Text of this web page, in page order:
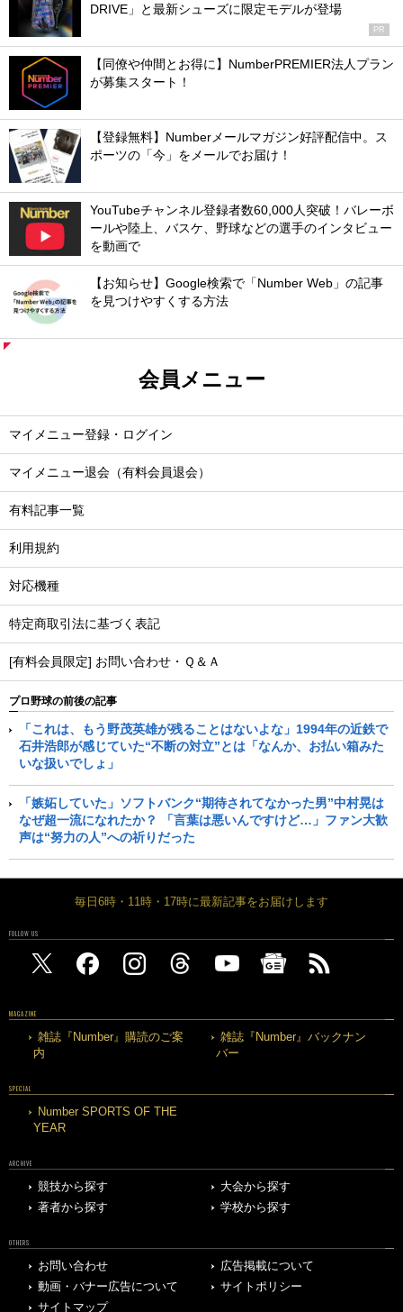
DRIVE」と最新シューズに限定モデルが登場
PR
【同僚や仲間とお得に】NumberPREMIER法人プラン
が募集スタート！
【登録無料】Numberメールマガジン好評配信中。ス
ポーツの「今」をメールでお届け！
YouTubeチャンネル登録者数60,000人突破！バレーボ
ールや陸上、バスケ、野球などの選手のインタビュー
を動画で
【お知らせ】Google検索で「Number Web」の記事
を見つけやすくする方法
会員メニュー
マイメニュー登録・ログイン
マイメニュー退会（有料会員退会）
有料記事一覧
利用規約
対応機種
特定商取引法に基づく表記
[有料会員限定] お問い合わせ・Ｑ＆Ａ
プロ野球の前後の記事
「これは、もう野茂英雄が残ることはないよな」1994年の近鉄で
石井浩郎が感じていた“不断の対立”とは「なんか、お払い箱みた
いな扱いでしょ」
「嫉妬していた」ソフトバンク“期待されてなかった男”中村晃は
なぜ超一流になれたか？ 「言葉は悪いんですけど…」ファン大歓
声は“努力の人”への祈りだった
毎日6時・11時・17時に最新記事をお届けします
FOLLOW US
MAGAZINE
雑誌『Number』購読のご案
内
雑誌『Number』バックナン
バー
SPECIAL
Number SPORTS OF THE
YEAR
ARCHIVE
競技から探す
大会から探す
著者から探す
学校から探す
OTHERS
お問い合わせ
広告掲載について
動画・バナー広告について
サイトポリシー
サイトマップ